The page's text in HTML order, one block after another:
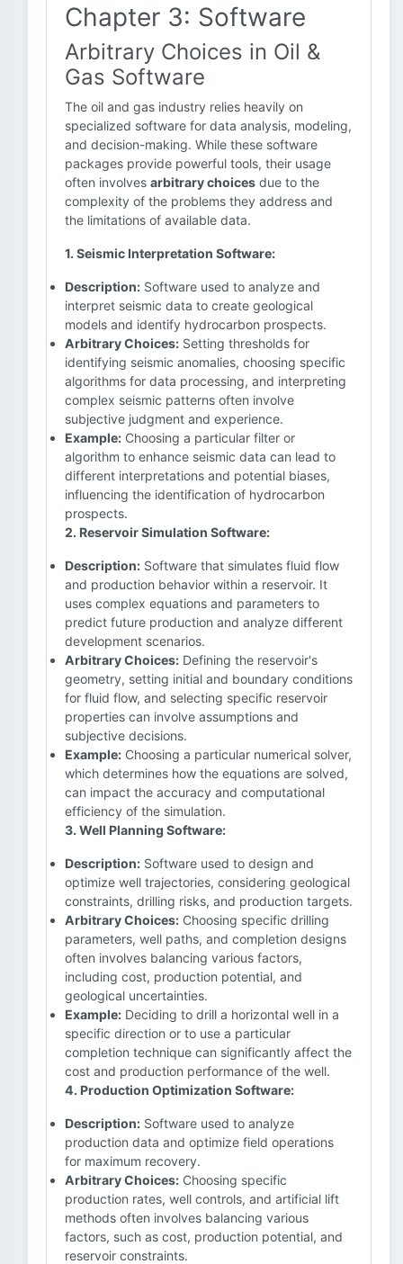
Chapter 3: Software
Arbitrary Choices in Oil &
Gas Software
The oil and gas industry relies heavily on
specialized software for data analysis, modeling,
and decision-making. While these software
packages provide powerful tools, their usage
often involves arbitrary choices due to the
complexity of the problems they address and
the limitations of available data.
1. Seismic Interpretation Software:
Description: Software used to analyze and
interpret seismic data to create geological
models and identify hydrocarbon prospects.
Arbitrary Choices: Setting thresholds for
identifying seismic anomalies, choosing specific
algorithms for data processing, and interpreting
complex seismic patterns often involve
subjective judgment and experience.
Example: Choosing a particular filter or
algorithm to enhance seismic data can lead to
different interpretations and potential biases,
influencing the identification of hydrocarbon
prospects.
2. Reservoir Simulation Software:
Description: Software that simulates fluid flow
and production behavior within a reservoir. It
uses complex equations and parameters to
predict future production and analyze different
development scenarios.
Arbitrary Choices: Defining the reservoir's
geometry, setting initial and boundary conditions
for fluid flow, and selecting specific reservoir
properties can involve assumptions and
subjective decisions.
Example: Choosing a particular numerical solver,
which determines how the equations are solved,
can impact the accuracy and computational
efficiency of the simulation.
3. Well Planning Software:
Description: Software used to design and
optimize well trajectories, considering geological
constraints, drilling risks, and production targets.
Arbitrary Choices: Choosing specific drilling
parameters, well paths, and completion designs
often involves balancing various factors,
including cost, production potential, and
geological uncertainties.
Example: Deciding to drill a horizontal well in a
specific direction or to use a particular
completion technique can significantly affect the
cost and production performance of the well.
4. Production Optimization Software:
Description: Software used to analyze
production data and optimize field operations
for maximum recovery.
Arbitrary Choices: Choosing specific
production rates, well controls, and artificial lift
methods often involves balancing various
factors, such as cost, production potential, and
reservoir constraints.